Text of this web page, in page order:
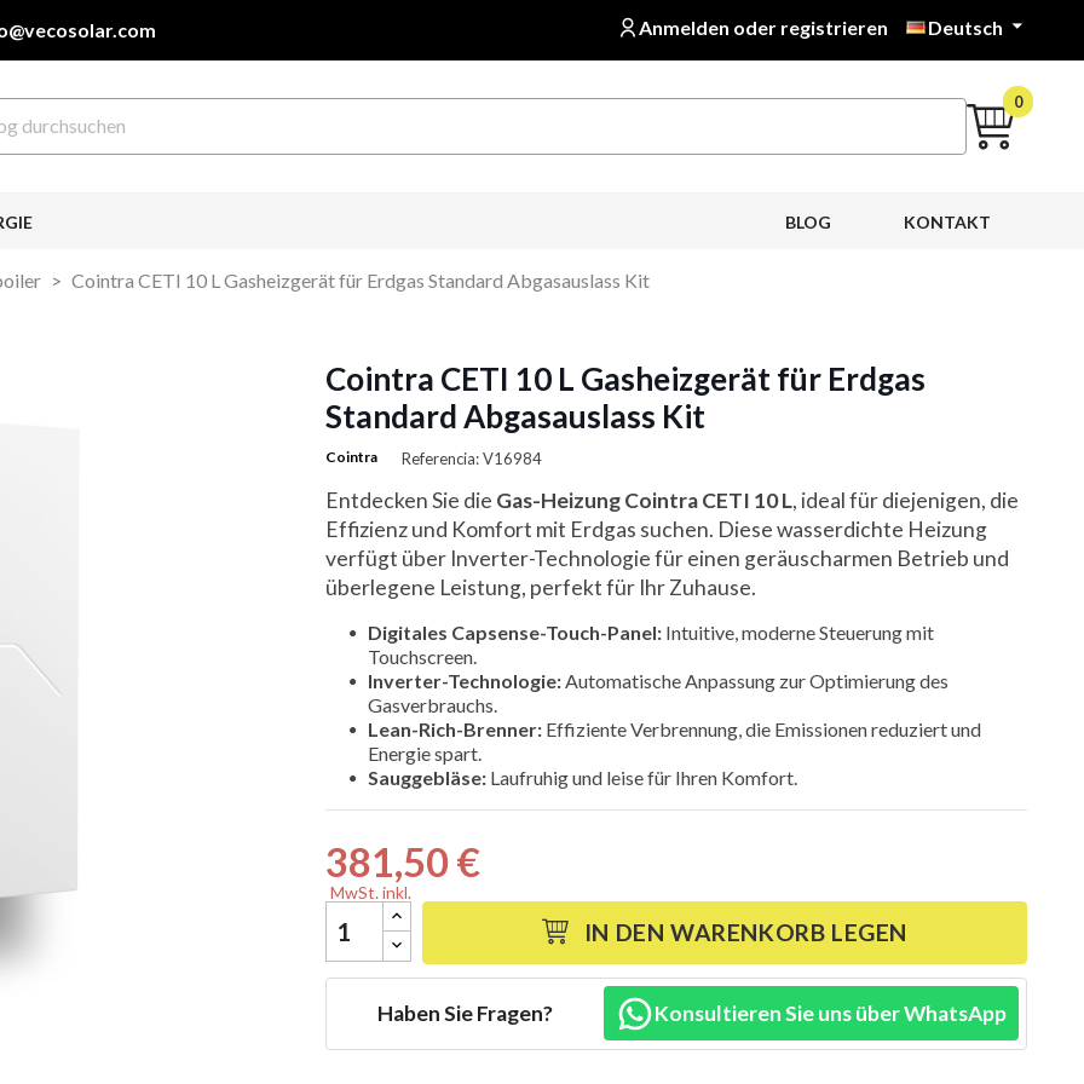
Anmelden oder registrieren Deutsch 
0
KONTAKT
BLOG
Cointra CETI 10 L Gasheizgerät für Erdgas Standard Abgasauslass Kit
Cointra CETI 10 L Gasheizgerät für Erdgas
Standard Abgasauslass Kit
Cointra Referencia: V16984
Entdecken Sie die Gas-Heizung Cointra CETI 10 L, ideal für diejenigen, die
Effizienz und Komfort mit Erdgas suchen. Diese wasserdichte Heizung
verfügt über Inverter-Technologie für einen geräuscharmen Betrieb und
überlegene Leistung, perfekt für Ihr Zuhause.
Digitales Capsense-Touch-Panel: Intuitive, moderne Steuerung mit
Touchscreen.
Inverter-Technologie: Automatische Anpassung zur Optimierung des
Gasverbrauchs.
Lean-Rich-Brenner: Effiziente Verbrennung, die Emissionen reduziert und
Energie spart.
Sauggebläse: Laufruhig und leise für Ihren Komfort.
381,50 €
MwSt. inkl.
IN DEN WARENKORB LEGEN
Haben Sie Fragen? Konsultieren Sie uns über WhatsApp